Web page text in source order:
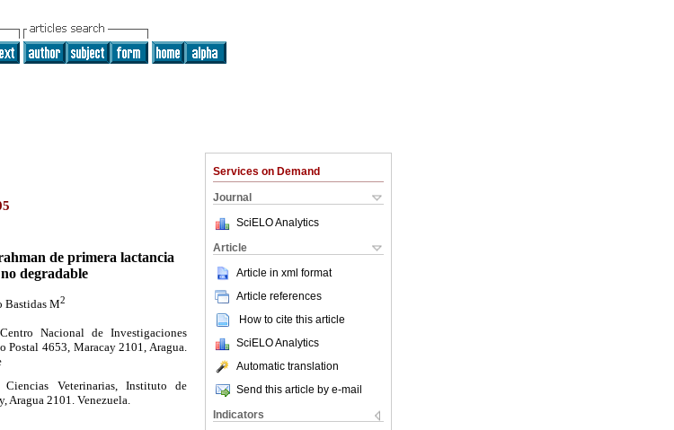
Services on Demand
Journal
SciELO Analytics
Article
Article in xml format
Article references
How to cite this article
SciELO Analytics
Automatic translation
Send this article by e-mail
Indicators
de primera lactancia
degradable
Bastidas M2
Nacional de Investigaciones
Postal 4653, Maracay 2101, Aragua.
Veterinarias, Instituto de
Aragua 2101. Venezuela.